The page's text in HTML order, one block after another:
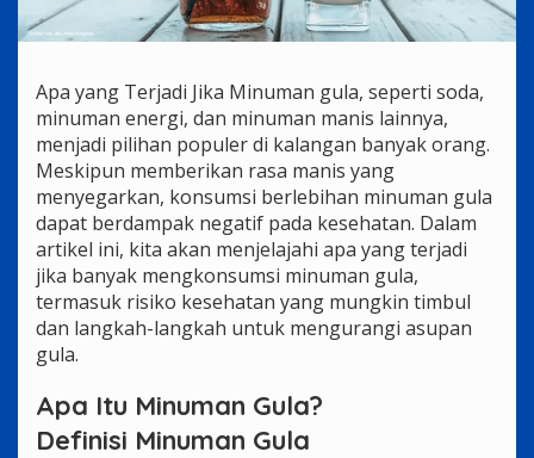
Apa yang Terjadi Jika Minuman gula, seperti soda,
minuman energi, dan minuman manis lainnya,
menjadi pilihan populer di kalangan banyak orang.
Meskipun memberikan rasa manis yang
menyegarkan, konsumsi berlebihan minuman gula
dapat berdampak negatif pada kesehatan. Dalam
artikel ini, kita akan menjelajahi apa yang terjadi
jika banyak mengkonsumsi minuman gula,
termasuk risiko kesehatan yang mungkin timbul
dan langkah-langkah untuk mengurangi asupan
gula.
Apa Itu Minuman Gula?
Definisi Minuman Gula